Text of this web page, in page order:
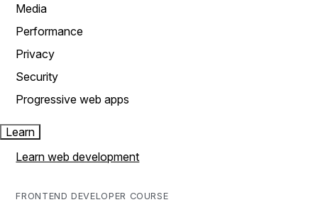
Media
Performance
Privacy
Security
Progressive web apps
Learn
Learn web development
FRONTEND DEVELOPER COURSE